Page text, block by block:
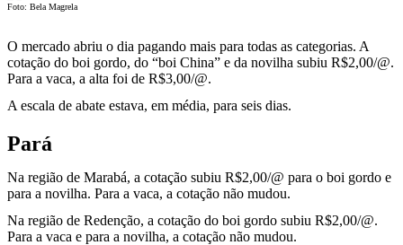
Foto: Bela Magrela
O mercado abriu o dia pagando mais para todas as categorias. A
cotação do boi gordo, do “boi China” e da novilha subiu R$2,00/@.
Para a vaca, a alta foi de R$3,00/@.
A escala de abate estava, em média, para seis dias.
Pará
Na região de Marabá, a cotação subiu R$2,00/@ para o boi gordo e
para a novilha. Para a vaca, a cotação não mudou.
Na região de Redenção, a cotação do boi gordo subiu R$2,00/@.
Para a vaca e para a novilha, a cotação não mudou.